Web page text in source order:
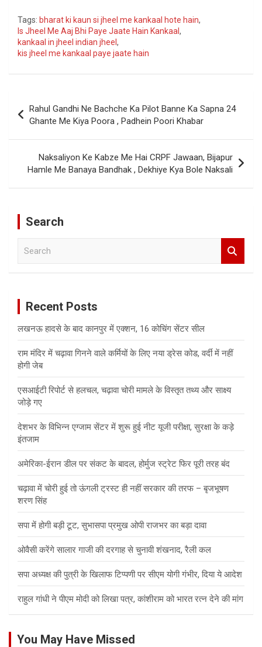
Tags: bharat ki kaun si jheel me kankaal hote hain,
Is Jheel Me Aaj Bhi Paye Jaate Hain Kankaal ,
kankaal in jheel indian jheel ,
kis jheel me kankaal paye jaate hain
navigation
Rahul Gandhi Ne Bachche Ka Pilot Banne Ka Sapna 24
Ghante Me Kiya Poora , Padhein Poori Khabar
Naksaliyon Ke Kabze Me Hai CRPF Jawaan, Bijapur
Hamle Me Banaya Bandhak , Dekhiye Kya Bole Naksali
Search
Recent Posts
लखनऊ हादसे के बाद कानपुर में एक्शन, 16 कोचिंग सेंटर सील
राम मंदिर में चढ़ावा गिनने वाले कर्मियों के लिए नया ड्रेस कोड, वर्दी में नहीं
होगी जेब
एसआईटी रिपोर्ट से हलचल, चढ़ावा चोरी मामले के विस्तृत तथ्य और साक्ष्य
जोड़े गए
देशभर के विभिन्न एग्जाम सेंटर में शुरू हुई नीट यूजी परीक्षा, सुरक्षा के कड़े
इंतजाम
अमेरिका-ईरान डील पर संकट के बादल, होर्मुज स्ट्रेट फिर पूरी तरह बंद
चढ़ावा में चोरी हुई तो ऊंगली ट्रस्ट ही नहीं सरकार की तरफ – बृजभूषण
शरण सिंह
सपा में होगी बड़ी टूट, सुभासपा प्रमुख ओपी राजभर का बड़ा दावा
ओवैसी करेंगे सालार गाजी की दरगाह से चुनावी शंखनाद, रैली कल
सपा अध्यक्ष की पुत्री के खिलाफ टिप्पणी पर सीएम योगी गंभीर, दिया ये आदेश
राहुल गांधी ने पीएम मोदी को लिखा पत्र, कांशीराम को भारत रत्न देने की मांग
You May Have Missed